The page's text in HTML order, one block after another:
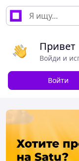
Привет
Войди и
Войти